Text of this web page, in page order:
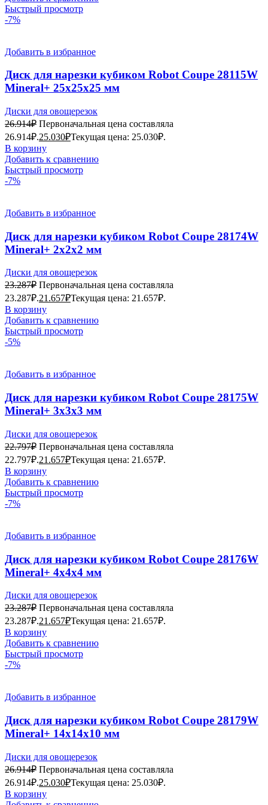
Быстрый просмотр
-7%
Добавить в избранное
Диск для нарезки кубиком Robot Coupe 28115W
Mineral+ 25х25х25 мм
Диски для овощерезок
26.914₽ Первоначальная цена составляла
26.914₽.25.030₽Текущая цена: 25.030₽.
В корзину
Добавить к сравнению
Быстрый просмотр
-7%
Добавить в избранное
Диск для нарезки кубиком Robot Coupe 28174W
Mineral+ 2х2х2 мм
Диски для овощерезок
23.287₽ Первоначальная цена составляла
23.287₽.21.657₽Текущая цена: 21.657₽.
В корзину
Добавить к сравнению
Быстрый просмотр
-5%
Добавить в избранное
Диск для нарезки кубиком Robot Coupe 28175W
Mineral+ 3х3х3 мм
Диски для овощерезок
22.797₽ Первоначальная цена составляла
22.797₽.21.657₽Текущая цена: 21.657₽.
В корзину
Добавить к сравнению
Быстрый просмотр
-7%
Добавить в избранное
Диск для нарезки кубиком Robot Coupe 28176W
Mineral+ 4х4х4 мм
Диски для овощерезок
23.287₽ Первоначальная цена составляла
23.287₽.21.657₽Текущая цена: 21.657₽.
В корзину
Добавить к сравнению
Быстрый просмотр
-7%
Добавить в избранное
Диск для нарезки кубиком Robot Coupe 28179W
Mineral+ 14x14x10 мм
Диски для овощерезок
26.914₽ Первоначальная цена составляла
26.914₽.25.030₽Текущая цена: 25.030₽.
В корзину